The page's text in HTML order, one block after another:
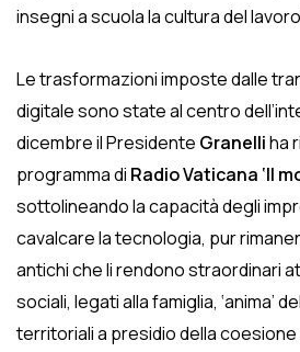
insegni a scuola la cultura del
Le trasformazioni imposte dalle
digitale sono state al centro
dicembre il Presidente Granelliha
programma di Radio Vaticana ‘Il
sottolineando la capacità degli
cavalcare la tecnologia, pur
antichi che li rendono straordinari
sociali, legati alla famiglia, ‘anima’
territoriali a presidio della coesione